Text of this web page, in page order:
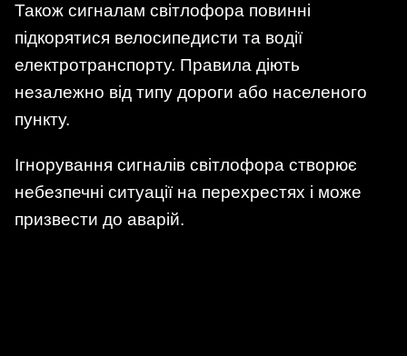
Також сигналам світлофора повинні
підкорятися велосипедисти та водії
електротранспорту. Правила діють
незалежно від типу дороги або населеного
пункту.
Ігнорування сигналів світлофора створює
небезпечні ситуації на перехрестях і може
призвести до аварій.